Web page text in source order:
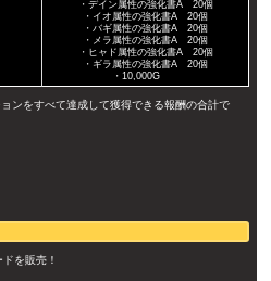
・デイン属性の強化書A 20個
・イオ属性の強化書A 20個
・バギ属性の強化書A 20個
・メラ属性の強化書A 20個
・ヒャド属性の強化書A 20個
・ギラ属性の強化書A 20個
・10,000G
ンをすべて達成して獲得できる報酬の合計で
を販売！